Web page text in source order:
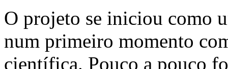
O projeto se iniciou como
num primeiro momento
científica. Pouco a pouco